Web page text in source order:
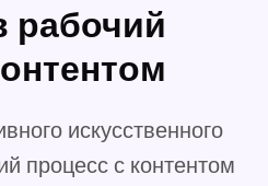
рабочий
искусственного
процесс с контентом